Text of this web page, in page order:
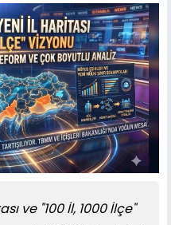
ve "100 İl, 1000 İlçe"